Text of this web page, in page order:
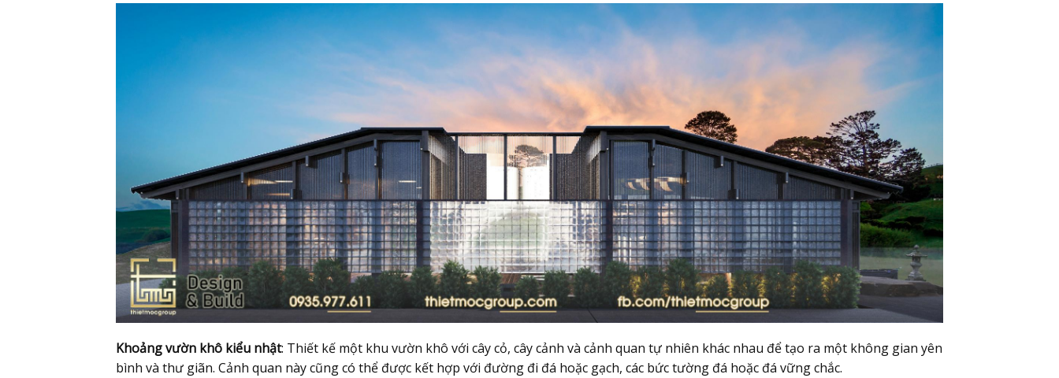
Khoảng vườn khô kiểu nhật: Thiết kế một khu vườn khô với cây cỏ, cây cảnh và cảnh quan tự nhiên khác nhau để tạo ra một không gian yên
bình và thư giãn. Cảnh quan này cũng có thể được kết hợp với đường đi đá hoặc gạch, các bức tường đá hoặc đá vững chắc.